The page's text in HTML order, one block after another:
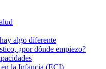
algo diferente
¿por dónde empiezo?
la Infancia (ECI)